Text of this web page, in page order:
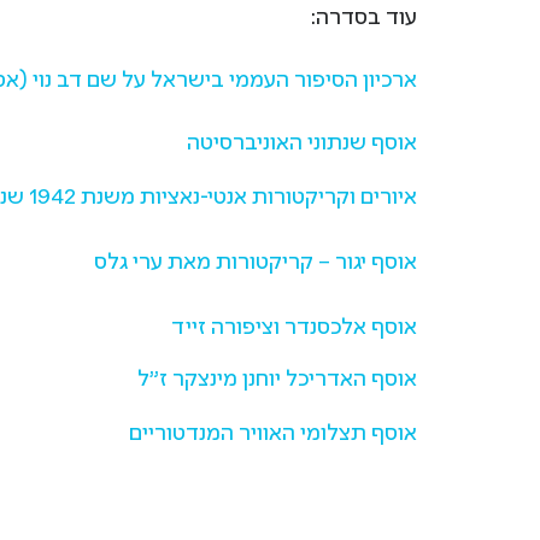
עוד בסדרה:
ארכיון הסיפור העממי בישראל על שם דב נוי
אוסף שנתוני האוניברסיטה
איורים וקריקטורות אנטי-נאציות משנת 1942 שנועדו לקהל האיראני
אוסף יגור – קריקטורות מאת ערי גלס
אוסף אלכסנדר וציפורה זייד
אוסף האדריכל יוחנן מינצקר ז"ל
אוסף תצלומי האוויר המנדטוריים